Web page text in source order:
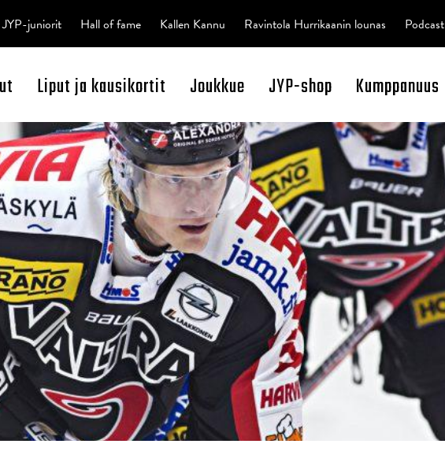
SearchLiput ja kausikortit Joukkue JYP-shop Kumppanuus
JYP-juniorit Hall of fame Kallen Kannu Ravintola Hurrikaanin lounas Podcast